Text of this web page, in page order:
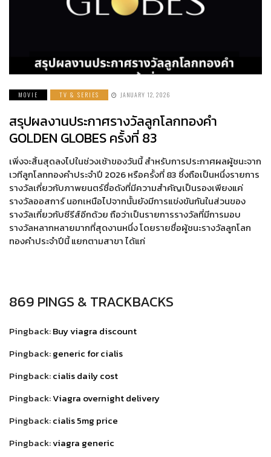
MOVIE TV & SERIES JANUARY 12, 2026
สรุปผลงานประกาศรางวัลลูกโลกทองคำ
GOLDEN GLOBES ครั้งที่ 83
เพิ่งจะสิ้นสุดลงไปในช่วงเช้าของวันนี้ สำหรับการประกาศผลผู้ชนะจาก
เวทีลูกโลกทองคำประจำปี 2026 หรือครั้งที่ 83 ซึ่งถือเป็นหนึ่งรายการ
รางวัลเกี่ยวกับภาพยนตร์ชื่อดังที่มีความสำคัญเป็นรองเพียงแค่
รางวัลออสการ์ นอกเหนือไปจากนั้นยังมีการแข่งขันกันในส่วนของ
รางวัลเกี่ยวกับซีรีส์อีกด้วย ถือว่าเป็นรายการรางวัลที่มีการมอบ
รางวัลหลากหลายมากที่สุดงานหนึ่ง โดยรายชื่อผู้ชนะรางวัลลูกโลก
ทองคำประจำปีนี้ แยกตามสาขา ได้แก่
869 PINGS & TRACKBACKS
Pingback:Buy viagra discount
Pingback:generic for cialis
Pingback:cialis daily cost
Pingback:Viagra overnight delivery
Pingback:cialis 5mg price
Pingback:viagra generic